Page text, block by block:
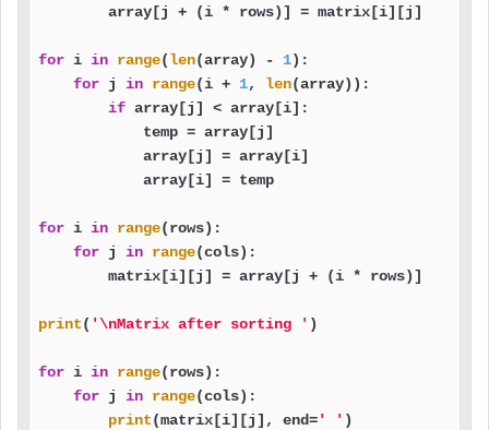
        array[j + (i * rows)] = matrix[i][j]
for i in range(len(array) - 1):
for j in range(i + 1, len(array)):
if array[j] < array[i]:
            temp = array[j]
            array[j] = array[i]
            array[i] = temp
for i in range(rows):
for j in range(cols):
        matrix[i][j] = array[j + (i * rows)]
print( '\nMatrix after sorting ' )
for i in range(rows):
for j in range(cols):
print(matrix[i][j], end=' ' )